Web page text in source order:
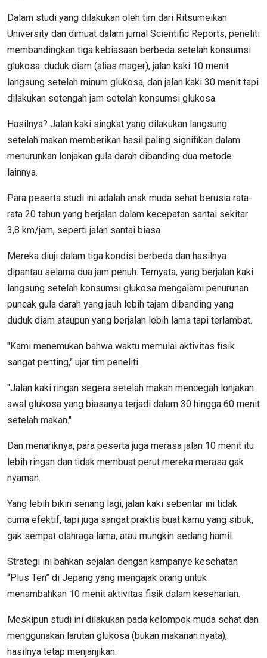
Dalam studi yang dilakukan oleh tim dari Ritsumeikan
University dan dimuat dalam jurnal Scientific Reports, peneliti
membandingkan tiga kebiasaan berbeda setelah konsumsi
glukosa: duduk diam (alias mager), jalan kaki 10 menit
langsung setelah minum glukosa, dan jalan kaki 30 menit tapi
dilakukan setengah jam setelah konsumsi glukosa.
Hasilnya? Jalan kaki singkat yang dilakukan langsung
setelah makan memberikan hasil paling signifikan dalam
menurunkan lonjakan gula darah dibanding dua metode
lainnya.
Para peserta studi ini adalah anak muda sehat berusia rata-
rata 20 tahun yang berjalan dalam kecepatan santai sekitar
3,8 km/jam, seperti jalan santai biasa.
Mereka diuji dalam tiga kondisi berbeda dan hasilnya
dipantau selama dua jam penuh. Ternyata, yang berjalan kaki
langsung setelah konsumsi glukosa mengalami penurunan
puncak gula darah yang jauh lebih tajam dibanding yang
duduk diam ataupun yang berjalan lebih lama tapi terlambat.
"Kami menemukan bahwa waktu memulai aktivitas fisik
sangat penting," ujar tim peneliti.
"Jalan kaki ringan segera setelah makan mencegah lonjakan
awal glukosa yang biasanya terjadi dalam 30 hingga 60 menit
setelah makan."
Dan menariknya, para peserta juga merasa jalan 10 menit itu
lebih ringan dan tidak membuat perut mereka merasa gak
nyaman.
Yang lebih bikin senang lagi, jalan kaki sebentar ini tidak
cuma efektif, tapi juga sangat praktis buat kamu yang sibuk,
gak sempat olahraga lama, atau mungkin sedang hamil.
Strategi ini bahkan sejalan dengan kampanye kesehatan
“Plus Ten” di Jepang yang mengajak orang untuk
menambahkan 10 menit aktivitas fisik dalam keseharian.
Meskipun studi ini dilakukan pada kelompok muda sehat dan
menggunakan larutan glukosa (bukan makanan nyata),
hasilnya tetap menjanjikan.